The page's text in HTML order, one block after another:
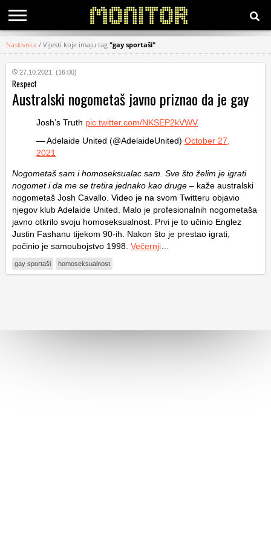
KATEGORIJE
HRVATSKI
WEB
Naslovnica / Vijesti koje imaju tag "gay sportaši"
27.10.2021. (16:00)
Respect
Australski nogometaš javno priznao da je gay
Josh’s Truth pic.twitter.com/NKSEP2kVWV
— Adelaide United (@AdelaideUnited) October 27,
2021
Nogometaš sam i homoseksualac sam. Sve što želim je igrati
nogomet i da me se tretira jednako kao druge – kaže australski
nogometaš Josh Cavallo. Video je na svom Twitteru objavio
njegov klub Adelaide United. Malo je profesionalnih nogometaša
javno otkrilo svoju homoseksualnost. Prvi je to učinio Englez
Justin Fashanu tijekom 90-ih. Nakon što je prestao igrati,
počinio je samoubojstvo 1998. Večernji
gay sportaši homoseksualnost